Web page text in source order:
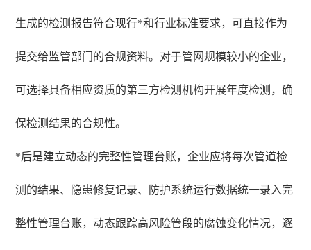
生成的检测报告符合现行*和行业标准要求，可直接作为
提交给监管部门的合规资料。对于管网规模较小的企业，
可选择具备相应资质的第三方检测机构开展年度检测，确
保检测结果的合规性。
*后是建立动态的完整性管理台账，企业应将每次管道检
测的结果、隐患修复记录、防护系统运行数据统一录入完
整性管理台账，动态跟踪高风险管段的腐蚀变化情况，逐